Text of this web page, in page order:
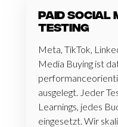
Paid Social
Testing
Meta, TikTok,
Media Buying ist
ausgelegt. Jeder
Learnings, jedes
eingesetzt. Wir